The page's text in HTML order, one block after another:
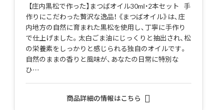
【庄内黒松で作った】まつばオイル30ml・2本セット 手
作りにこだわった贅沢な逸品！ 《まつばオイル》は、庄
内地方の自然に育まれた黒松を使用し、丁寧に手作り
で仕上げました。太白ごま油にじっくりと抽出され、松
の栄養素をしっかりと感じられる独自のオイルです。
自然のままの香りと風味が、あなたの日常に特別な
ひ…
商品詳細の情報はこちら